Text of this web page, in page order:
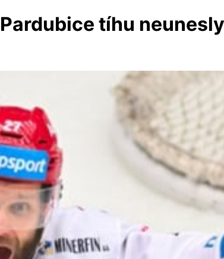
tíhu neunesly